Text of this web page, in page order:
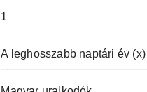
1
A leghosszabb naptári év (x)